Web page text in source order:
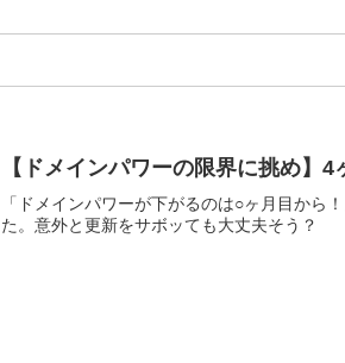
【ドメインパワーの限界に挑め】
「ドメインパワーが下がるのは○ヶ月目から
た。意外と更新をサボッても大丈夫そう？